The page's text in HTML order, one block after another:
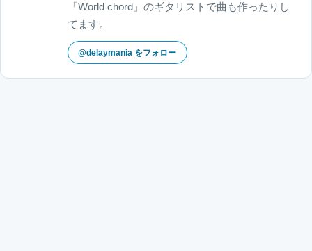
「World chord」のギタリストで曲も作ったりし
てます。
@delaymania をフォロー